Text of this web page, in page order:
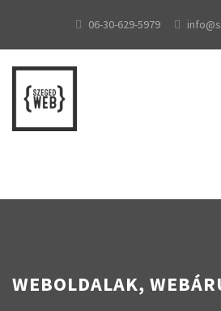
06-30-629-5979
WEBOLDALAK,